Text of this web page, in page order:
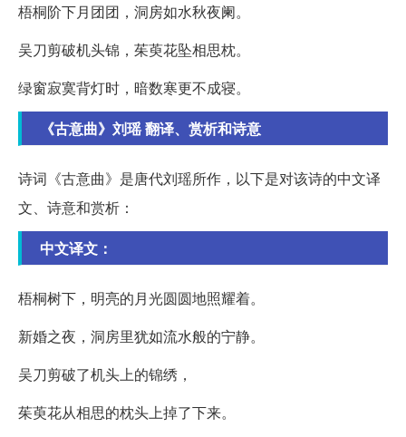
梧桐阶下月团团，洞房如水秋夜阑。
吴刀剪破机头锦，茱萸花坠相思枕。
绿窗寂寞背灯时，暗数寒更不成寝。
《古意曲》刘瑶 翻译、赏析和诗意
诗词《古意曲》是唐代刘瑶所作，以下是对该诗的中文译
文、诗意和赏析：
中文译文：
梧桐树下，明亮的月光圆圆地照耀着。
新婚之夜，洞房里犹如流水般的宁静。
吴刀剪破了机头上的锦绣，
茱萸花从相思的枕头上掉了下来。